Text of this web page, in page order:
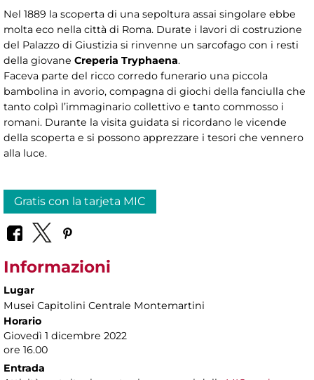
Nel 1889 la scoperta di una sepoltura assai singolare ebbe
molta eco nella città di Roma. Durate i lavori di costruzione
del Palazzo di Giustizia si rinvenne un sarcofago con i resti
della giovane Creperia Tryphaena.
Faceva parte del ricco corredo funerario una piccola
bambolina in avorio, compagna di giochi della fanciulla che
tanto colpì l’immaginario collettivo e tanto commosso i
romani. Durante la visita guidata si ricordano le vicende
della scoperta e si possono apprezzare i tesori che vennero
alla luce.
Gratis con la tarjeta MIC
Informazioni
Lugar
Musei Capitolini Centrale Montemartini
Horario
Giovedì 1 dicembre 2022
ore 16.00
Entrada